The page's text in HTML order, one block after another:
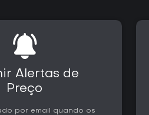
aventura em mundo aberto,
esse estilo, oferecendo uma
multiplayer.
Alertas de
Preço
por email quando os